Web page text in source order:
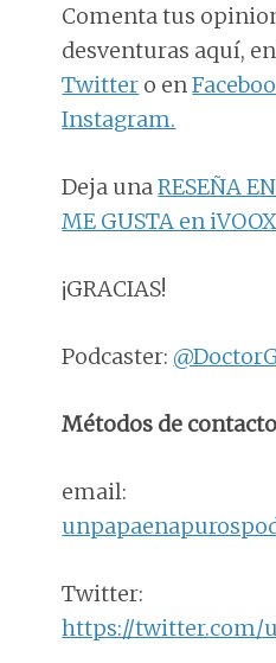
Comenta tus
desventuras aquí,
Twitter o en
Instagram.
Deja unaRESEÑA
ME GUSTA en iVOOX
¡GRACIAS!
Podcaster:
Métodos de
email:
Twitter:
https://twitter.com/